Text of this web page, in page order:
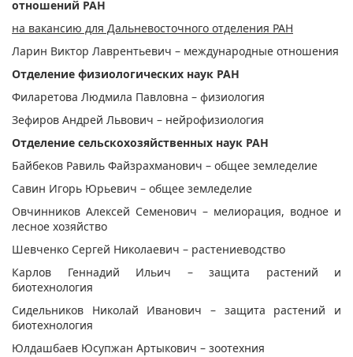
отношений РАН
на вакансию для Дальневосточного отделения РАН
Ларин Виктор Лаврентьевич – международные отношения
Отделение физиологических наук РАН
Филаретова Людмила Павловна – физиология
Зефиров Андрей Львович – нейрофизиология
Отделение сельскохозяйственных наук РАН
Байбеков Равиль Файзрахманович – общее земледелие
Савин Игорь Юрьевич – общее земледелие
Овчинников Алексей Семенович – мелиорация, водное и
лесное хозяйство
Шевченко Сергей Николаевич – растениеводство
Карлов Геннадий Ильич – защита растений и
биотехнология
Сидельников Николай Иванович – защита растений и
биотехнология
Юлдашбаев Юсупжан Артыкович – зоотехния